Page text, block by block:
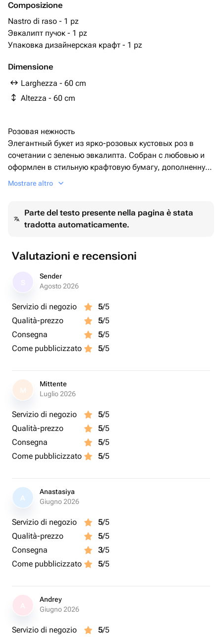
Composizione
Nastro di raso - 1 pz
Эвкалипт пучок - 1 pz
Упаковка дизайнерская крафт - 1 pz
Dimensione
Larghezza - 60 cm
Altezza - 60 cm
Розовая нежность
Элегантный букет из ярко-розовых кустовых роз в
сочетании с зеленью эвкалипта. Собран с любовью и
оформлен в стильную крафтовую бумагу, дополненную
ярко-розовой лентой. Этот букет — идеальный выбор
Подходит для:
• Подарка на день рождения или юбилей,
• Создания праздничного настроения.
Mostrare altro
Parte del testo presente nella pagina è stata
tradotta automaticamente.
Valutazioni e recensioni
Sender
Agosto 2026
Servizio di negozio 5/5
Qualità-prezzo
5/5
Consegna
5/5
Come pubblicizzato
5/5
M
Mittente
Luglio 2026
Servizio di negozio 5/5
Qualità-prezzo
5/5
Consegna
5/5
Come pubblicizzato
5/5
A
Anastasiya
Giugno 2026
Servizio di negozio 5/5
Qualità-prezzo
5/5
Consegna
3/5
Come pubblicizzato
5/5
Andrey
Giugno 2026
Servizio di negozio 5/5